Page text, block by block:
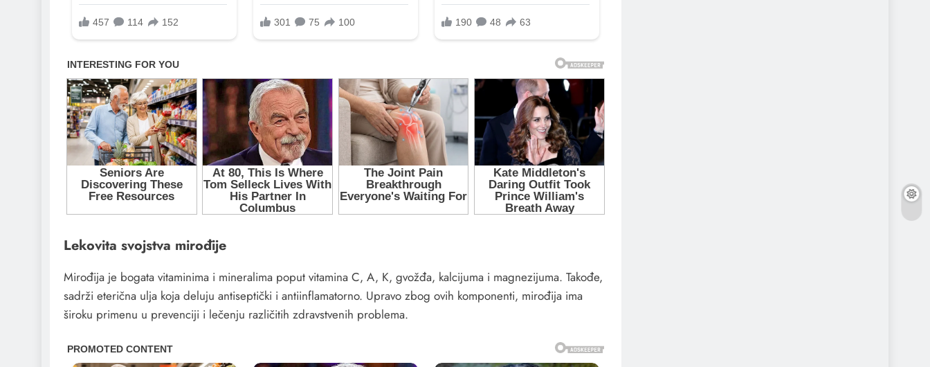
Lekovita svojstva mirođije
Mirođija je bogata vitaminima i mineralima poput vitamina C, A, K, gvožđa, kalcijuma i magnezijuma. Takođe,
sadrži eterična ulja koja deluju antiseptički i antiinflamatorno. Upravo zbog ovih komponenti, mirođija ima
široku primenu u prevenciji i lečenju različitih zdravstvenih problema.